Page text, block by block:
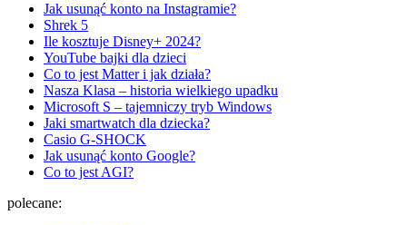
Jak usunąć konto na Instagramie?
Shrek 5
Ile kosztuje Disney+ 2024?
YouTube bajki dla dzieci
Co to jest Matter i jak działa?
Nasza Klasa – historia wielkiego upadku
Microsoft S – tajemniczy tryb Windows
Jaki smartwatch dla dziecka?
Casio G-SHOCK
Jak usunąć konto Google?
Co to jest AGI?
polecane: